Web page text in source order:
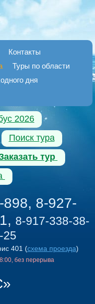
Контакты
Туры по области
дня
2026
Поиск тура
тур
898, 8-927-
, 8-917-338-38-
25
401 (схема проезда)
без перерыва